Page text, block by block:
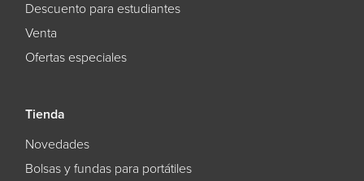
Descuento para estudiantes
Venta
Ofertas especiales
Tienda
Novedades
Bolsas y fundas para portátiles